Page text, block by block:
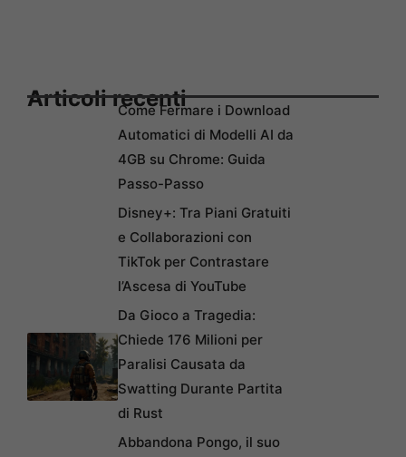
Articoli recentiCome Fermare i Download
Automatici di Modelli AI da
4GB su Chrome: Guida
Passo-Passo
Disney+: Tra Piani Gratuiti
e Collaborazioni con
TikTok per Contrastare
l’Ascesa di YouTube
Da Gioco a Tragedia:
Chiede 176 Milioni per
Paralisi Causata da
Swatting Durante Partita
di Rust
Abbandona Pongo, il suo